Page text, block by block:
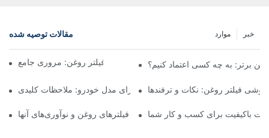
مقالات توصیه شده خبر موارد
شرکت‌های برتر تولیدکننده فیلتر روغن: مروری جامعبرتر: به چه کسی اعتماد کنیم؟
انتخاب فیلتر روغن مناسب برای مدل خودرو: ملاحظات کلیدی
فیلتر روغن: نکات و ترفندها
نگاهی به تولیدکنندگان پیشرو فیلترهای روغن و نوآوری‌های آنها
باکیفیت برای کسب و کار شما